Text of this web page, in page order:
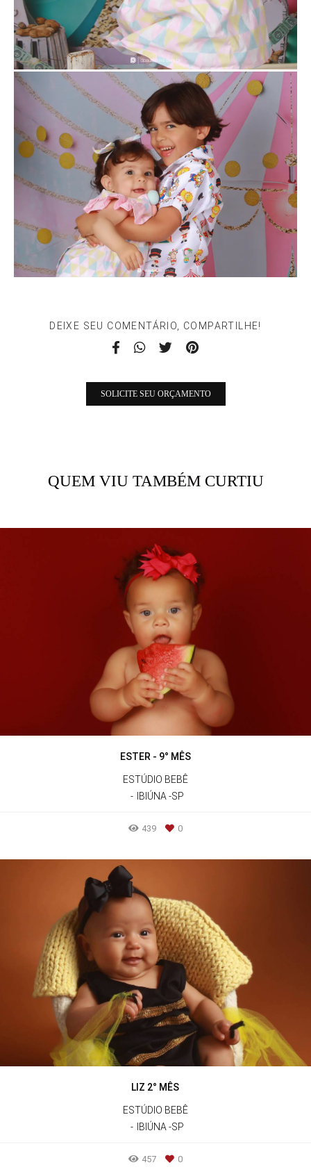
DEIXE SEU COMENTÁRIO, COMPARTILHE!
SOLICITE SEU ORÇAMENTO
QUEM VIU TAMBÉM CURTIU
ESTER - 9° MÊS
ESTÚDIO BEBÊ
IBIÚNA -SP
439 0
LIZ 2° MÊS
ESTÚDIO BEBÊ
IBIÚNA -SP
457 0